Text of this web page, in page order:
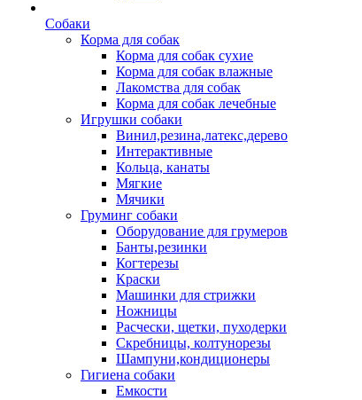
Собаки
Корма для собак
Корма для собак сухие
Корма для собак влажные
Лакомства для собак
Корма для собак лечебные
Игрушки собаки
Винил,резина,латекс,дерево
Интерактивные
Кольца, канаты
Мягкие
Мячики
Груминг собаки
Оборудование для грумеров
Банты,резинки
Когтерезы
Краски
Машинки для стрижки
Ножницы
Расчески, щетки, пуходерки
Скребницы, колтунорезы
Шампуни,кондиционеры
Гигиена собаки
Емкости